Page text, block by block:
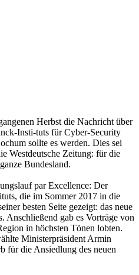
Herbst die Nachricht über
Insti-tuts für Cyber-Security
sollte es werden. Dies sei
Westdeutsche Zeitung: für die
Bundesland.
par Excellence: Der
die im Sommer 2017 in die
besten Seite gezeigt: das neue
Anschließend gab es Vorträge von
in höchsten Tönen lobten.
Ministerpräsident Armin
für die Ansiedlung des neuen